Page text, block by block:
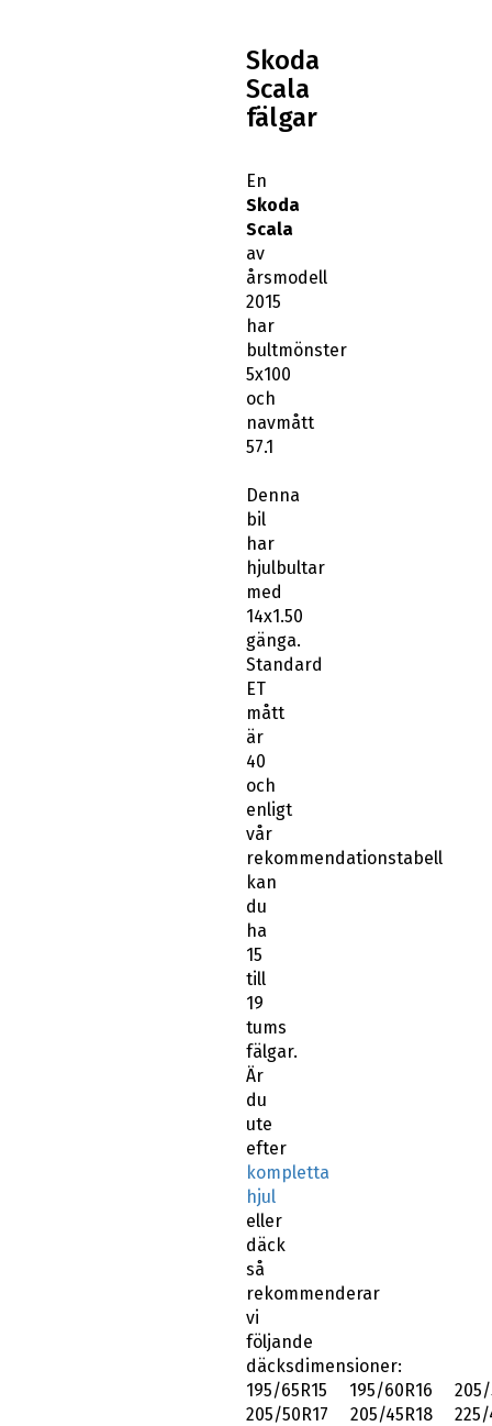
Skoda
Scala
fälgar
En
Skoda
Scala
av
årsmodell
2015
har
bultmönster
5x100
och
navmått
57.1
Denna
bil
har
hjulbultar
med
14x1.50
gänga.
Standard
ET
mått
är
40
och
enligt
vår
rekommendationstabell
kan
du
ha
15
till
19
tums
fälgar.
Är
du
ute
efter
kompletta
hjul
eller
däck
så
rekommenderar
vi
följande
däcksdimensioner:
195/65R15 195/60R16 205/
205/50R17 205/45R18 225/